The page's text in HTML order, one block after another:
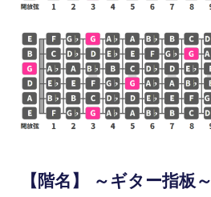
【階名】 ～ギター指板～